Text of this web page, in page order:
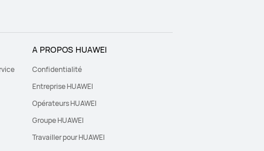
A PROPOS HUAWEI
Confidentialité
Entreprise HUAWEI
Opérateurs HUAWEI
Groupe HUAWEI
Travailler pour HUAWEI